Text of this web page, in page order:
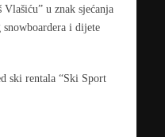
u znak sjećanja
i dijete
ski rentala “Ski Sport